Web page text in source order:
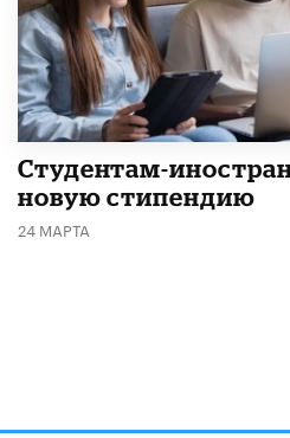
Студентам-
новую стипендию
24 МАРТА